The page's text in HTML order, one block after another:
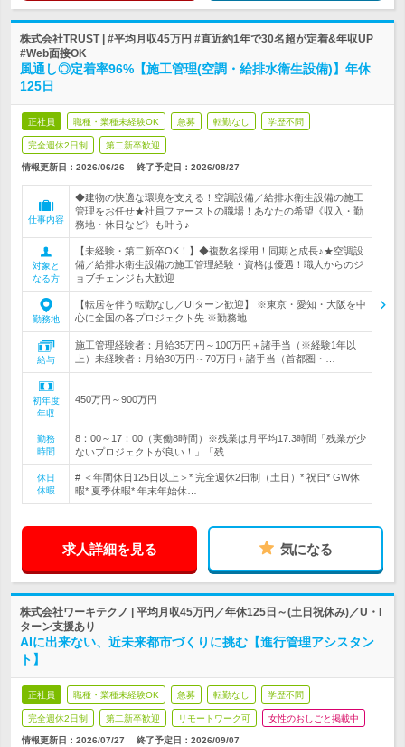
株式会社TRUST | #平均月収45万円 #直近約1年で30名超が定着&年収UP
#Web面接OK
風通し◎定着率96%【施工管理(空調・給排水衛生設備)】年休
125日
正社員 職種・業種未経験OK 急募 転勤なし 学歴不問
完全週休2日制 第二新卒歓迎
情報更新日：2026/06/26 終了予定日： 2026/08/27
仕事内容
◆建物の快適な環境を支える！空調設備／給排水衛生設備の施工
管理をお任せ★社員ファーストの職場！あなたの希望《収入・勤
務地・休日など》も叶う♪
対象と
なる方
【未経験・第二新卒OK！】◆複数名採用！同期と成長♪★空調設
備／給排水衛生設備の施工管理経験・資格は優遇！職人からのジ
ョブチェンジも大歓迎
勤務地
【転居を伴う転勤なし／UIターン歓迎】 ※東京・愛知・大阪を中
心に全国の各プロジェクト先 ※勤務地…
給与
施工管理経験者：月給35万円～100万円＋諸手当（※経験1年以
上）未経験者：月給30万円～70万円＋諸手当（首都圏・…
初年度
年収
450万円～900万円
勤務
時間
8：00～17：00（実働8時間）※残業は月平均17.3時間「残業が少
ないプロジェクトが良い！」「残…
休日
休暇
# ＜年間休日125日以上＞* 完全週休2日制（土日）* 祝日* GW休
暇* 夏季休暇* 年末年始休…
求人詳細を見る 気になる
株式会社ワーキテクノ | 平均月収45万円／年休125日～(土日祝休み)／U・I
ターン支援あり
AIに出来ない、近未来都市づくりに挑む【進行管理アシスタン
ト】
正社員 職種・業種未経験OK 急募 転勤なし 学歴不問
完全週休2日制 第二新卒歓迎 リモートワーク可 女性のおしごと掲載中
情報更新日：2026/07/27 終了予定日： 2026/09/07